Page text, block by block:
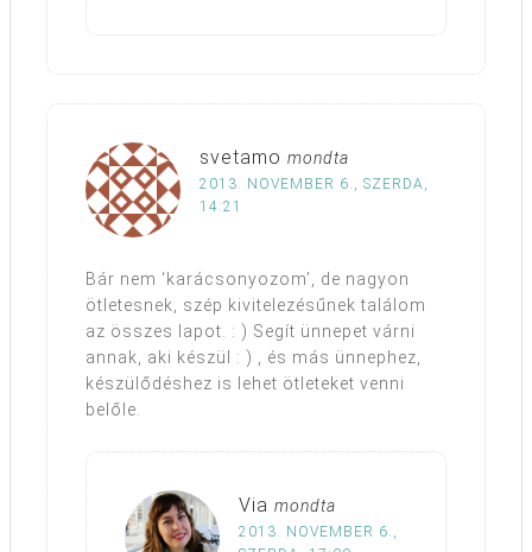
svetamo mondta
2013. NOVEMBER 6., SZERDA,
14:21
Bár nem ‘karácsonyozom’, de nagyon
ötletesnek, szép kivitelezésűnek találom
az összes lapot. : ) Segít ünnepet várni
annak, aki készül : ) , és más ünnephez,
készülődéshez is lehet ötleteket venni
belőle.
Via mondta
2013. NOVEMBER 6.,